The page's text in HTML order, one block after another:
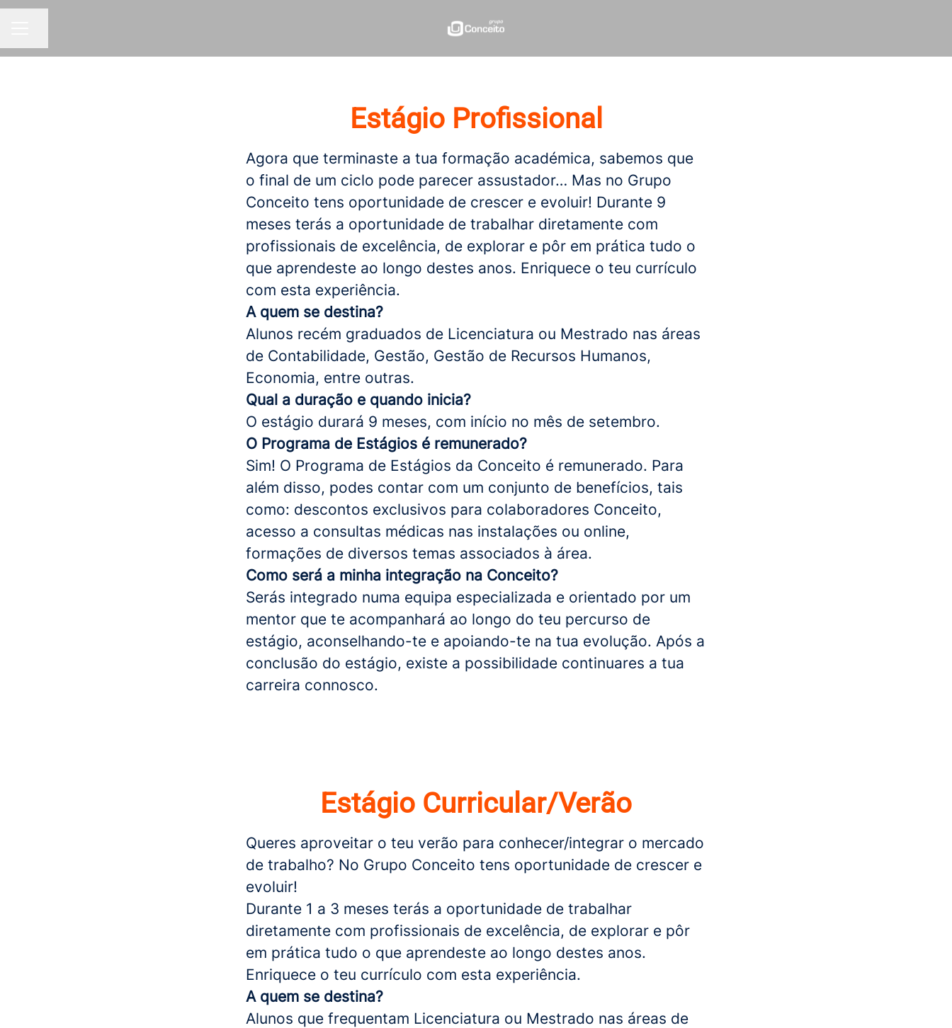
Estágio Profissional
Agora que terminaste a tua formação académica, sabemos que
o final de um ciclo pode parecer assustador… Mas no Grupo
Conceito tens oportunidade de crescer e evoluir! Durante 9
meses terás a oportunidade de trabalhar diretamente com
profissionais de excelência, de explorar e pôr em prática tudo o
que aprendeste ao longo destes anos. Enriquece o teu currículo
com esta experiência.
A quem se destina?
Alunos recém graduados de Licenciatura ou Mestrado nas áreas
de Contabilidade, Gestão, Gestão de Recursos Humanos,
Economia, entre outras.
Qual a duração e quando inicia?
O estágio durará 9 meses, com início no mês de setembro.
O Programa de Estágios é remunerado?
Sim! O Programa de Estágios da Conceito é remunerado. Para
além disso, podes contar com um conjunto de benefícios, tais
como: descontos exclusivos para colaboradores Conceito,
acesso a consultas médicas nas instalações ou online,
formações de diversos temas associados à área.
Como será a minha integração na Conceito?
Serás integrado numa equipa especializada e orientado por um
mentor que te acompanhará ao longo do teu percurso de
estágio, aconselhando-te e apoiando-te na tua evolução. Após a
conclusão do estágio, existe a possibilidade continuares a tua
carreira connosco.
Estágio Curricular/Verão
Queres aproveitar o teu verão para conhecer/integrar o mercado
de trabalho? No Grupo Conceito tens oportunidade de crescer e
evoluir!
Durante 1 a 3 meses terás a oportunidade de trabalhar
diretamente com profissionais de excelência, de explorar e pôr
em prática tudo o que aprendeste ao longo destes anos.
Enriquece o teu currículo com esta experiência.
A quem se destina?
Alunos que frequentam Licenciatura ou Mestrado nas áreas de